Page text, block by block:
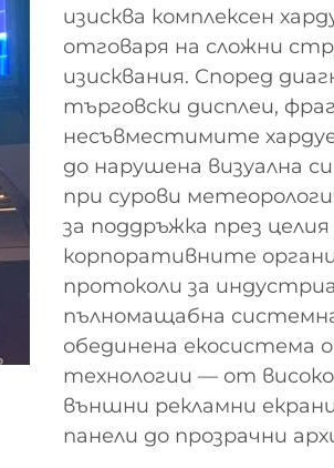
изисква комплексен
отговаря на сложни
изисквания. Според
търговски дисплеи,
несъвместимите
до нарушена визуална
при сурови
за поддръжка през
корпоративните
протоколи за
пълномащабна
обединена екосистема
технологии — от
външни рекламни
панели до прозрачни